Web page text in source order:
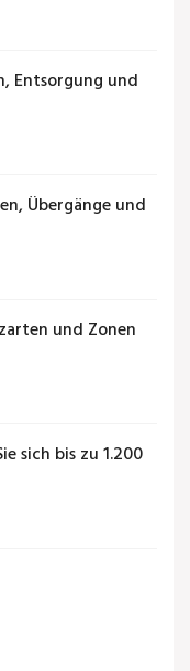
Entsorgung und
Übergänge und
und Zonen
sich bis zu 1.200